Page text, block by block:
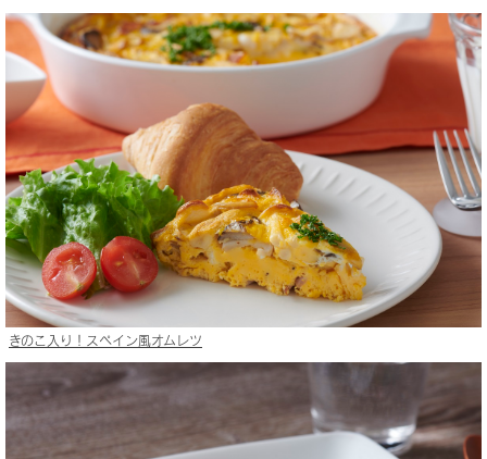
きのこ入り！スペイン風オムレツ